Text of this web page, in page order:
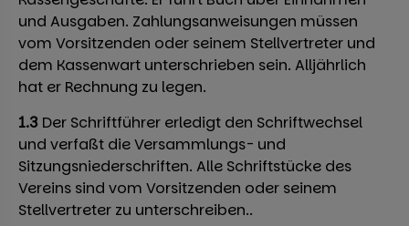
und Ausgaben. Zahlungsanweisungen müssen
vom Vorsitzenden oder seinem Stellvertreter und
dem Kassenwart unterschrieben sein. Alljährlich
hat er Rechnung zu legen.
1.3 Der Schriftführer erledigt den Schriftwechsel
und verfaßt die Versammlungs- und
Sitzungsniederschriften. Alle Schriftstücke des
Vereins sind vom Vorsitzenden oder seinem
Stellvertreter zu unterschreiben..